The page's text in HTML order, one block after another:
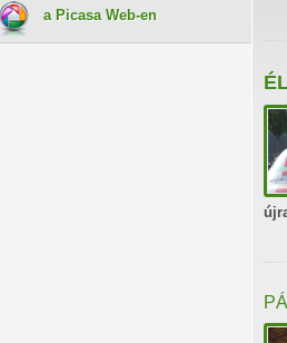
a Picasa Web-en